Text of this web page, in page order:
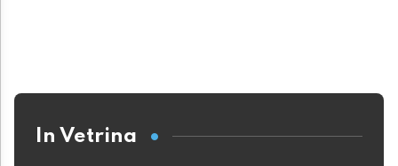
In Vetrina